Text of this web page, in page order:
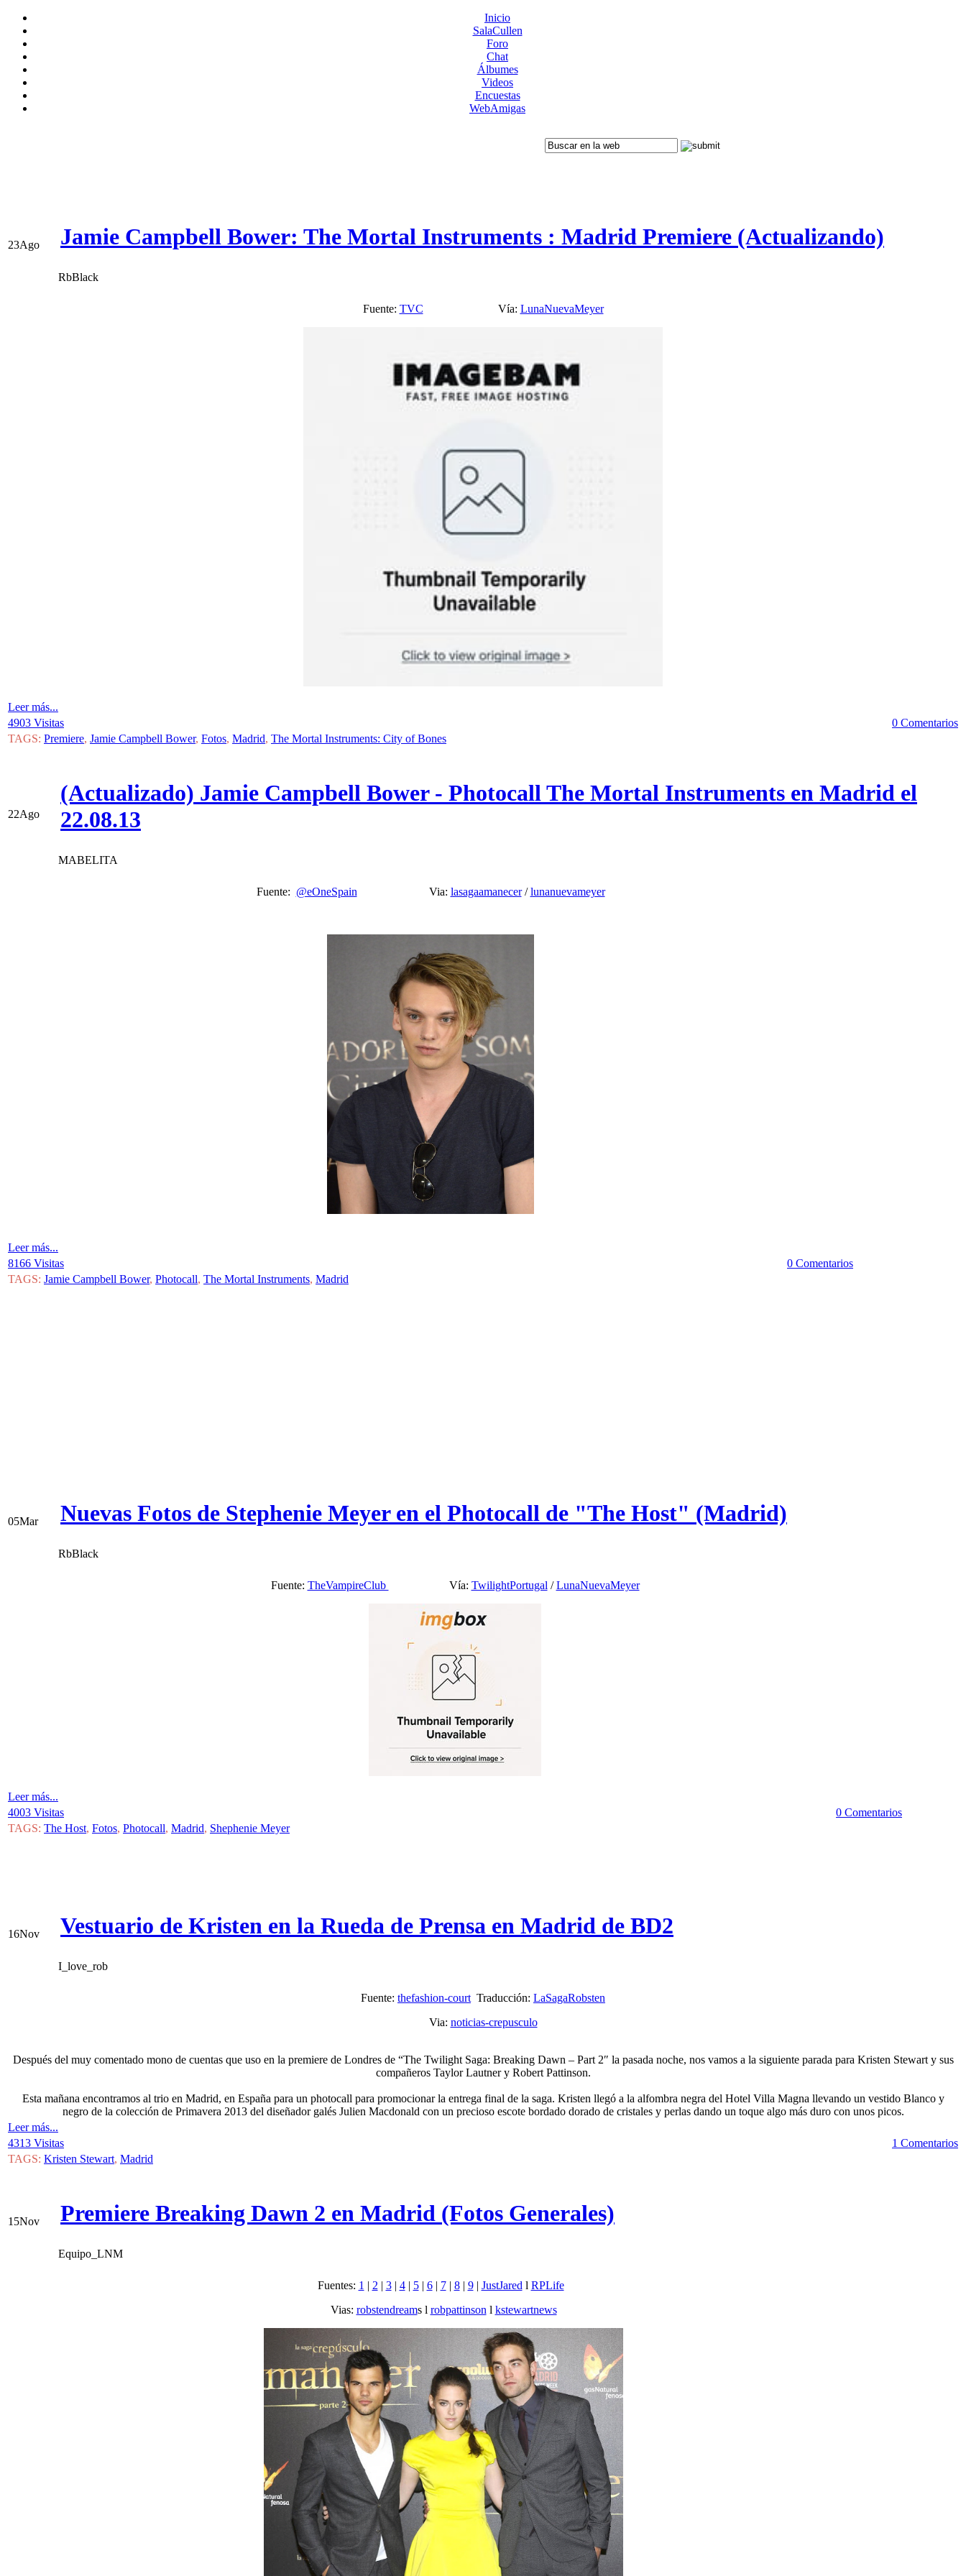
Inicio
SalaCullen
Foro
Chat
Álbumes
Videos
Encuestas
WebAmigas
23Ago Jamie Campbell Bower: The Mortal Instruments : Madrid Premiere (Actualizando)
RbBlack
Fuente: TVC Vía: LunaNuevaMeyer
Leer más...
4903 Visitas
0 Comentarios
TAGS: Premiere, Jamie Campbell Bower, Fotos, Madrid, The Mortal Instruments: City of Bones
22Ago
(Actualizado) Jamie Campbell Bower - Photocall The Mortal Instruments en Madrid el
22.08.13
MABELITA
Fuente: @eOneSpain Via: lasagaamanecer/lunanuevameyer
Leer más...
8166 Visitas
0 Comentarios
TAGS: Jamie Campbell Bower, Photocall, The Mortal Instruments, Madrid
05Mar Nuevas Fotos de Stephenie Meyer en el Photocall de "The Host" (Madrid)
RbBlack
Fuente: TheVampireClub Vía: TwilightPortugal /LunaNuevaMeyer
Leer más...
4003 Visitas
0 Comentarios
TAGS: The Host, Fotos, Photocall, Madrid, Shephenie Meyer
16Nov Vestuario de Kristen en la Rueda de Prensa en Madrid de BD2
I_love_rob
Fuente: thefashion-court Traducción: LaSagaRobsten
Via: noticias-crepusculo
Después del muy comentado mono de cuentas que uso en la premiere de Londres de “The Twilight Saga: Breaking Dawn – Part 2″ la pasada noche, nos vamos a la siguiente parada para Kristen Stewart y sus
compañeros Taylor Lautner y Robert Pattinson.
Esta mañana encontramos al trio en Madrid, en España para un photocall para promocionar la entrega final de la saga. Kristen llegó a la alfombra negra del Hotel Villa Magna llevando un vestido Blanco y
negro de la colección de Primavera 2013 del diseñador galés Julien Macdonald con un precioso escote bordado dorado de cristales y perlas dando un toque algo más duro con unos picos.
Leer más...
4313 Visitas
1 Comentarios
TAGS: Kristen Stewart, Madrid
15Nov Premiere Breaking Dawn 2 en Madrid (Fotos Generales)
Equipo_LNM
Fuentes: 1 | 2 | 3| 4| 5| 6| 7| 8| 9| JustJared l RPLife
Vias: robstendreams l robpattinson l kstewartnews